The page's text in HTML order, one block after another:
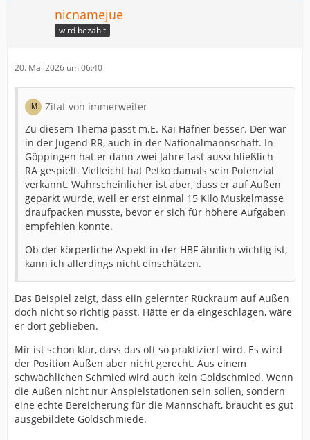
nicnamejue
wird bezahlt
20. Mai 2026 um 06:40
Zitat von immerweiter
Zu diesem Thema passt m.E. Kai Häfner besser. Der war
in der Jugend RR, auch in der Nationalmannschaft. In
Göppingen hat er dann zwei Jahre fast ausschließlich
RA gespielt. Vielleicht hat Petko damals sein Potenzial
verkannt. Wahrscheinlicher ist aber, dass er auf Außen
geparkt wurde, weil er erst einmal 15 Kilo Muskelmasse
draufpacken musste, bevor er sich für höhere Aufgaben
empfehlen konnte.
Ob der körperliche Aspekt in der HBF ähnlich wichtig ist,
kann ich allerdings nicht einschätzen.
Das Beispiel zeigt, dass eiin gelernter Rückraum auf Außen
doch nicht so richtig passt. Hätte er da eingeschlagen, wäre
er dort geblieben.
Mir ist schon klar, dass das oft so praktiziert wird. Es wird
der Position Außen aber nicht gerecht. Aus einem
schwächlichen Schmied wird auch kein Goldschmied. Wenn
die Außen nicht nur Anspielstationen sein sollen, sondern
eine echte Bereicherung für die Mannschaft, braucht es gut
ausgebildete Goldschmiede.